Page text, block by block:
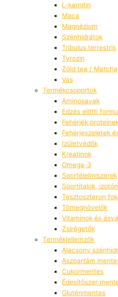
L-karnitin
Maca
Magnézium
Szénhidrátok
Tribulus terrestris
Tyrozin
Zöld tea / Matcha
Vas
Termékcsoportok
Aminosavak
Edzés előtti
Fehérjék
Fehérjeszeletek
Izületvédők
Kreatinok
Omega-3
Sportélelmiszerek
Sportitalok,
Tesztoszteron
Tömegnövelők
Vitaminok és
Zsírégetők
Termékjellemzők
Alacsony
Aszpartám
Cukormentes
Édesítőszer
Gluténmentes